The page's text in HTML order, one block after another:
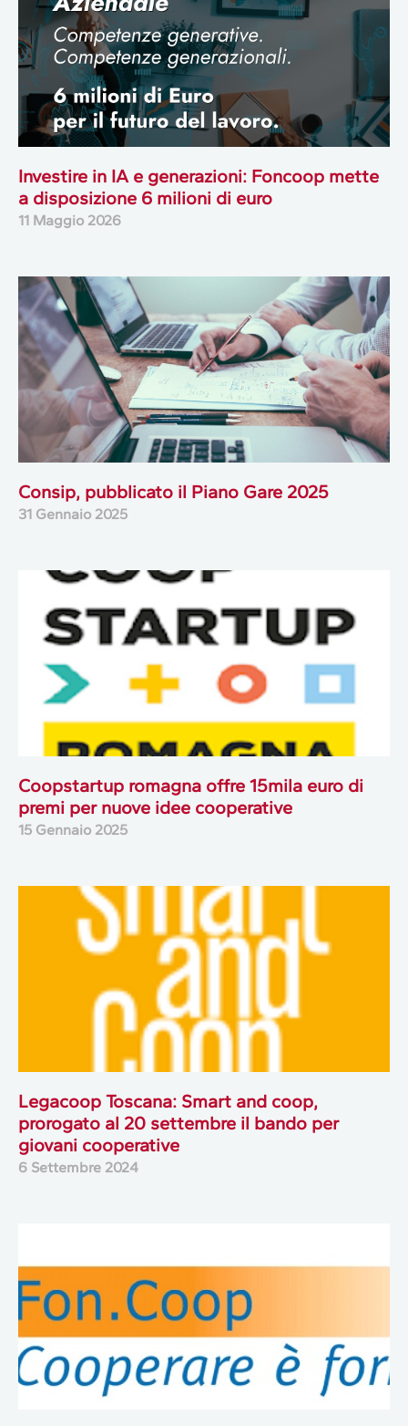
Investire in IA e generazioni: Foncoop mette
a disposizione 6 milioni di euro
11 Maggio 2026
Consip, pubblicato il Piano Gare 2025
31 Gennaio 2025
Coopstartup romagna offre 15mila euro di
premi per nuove idee cooperative
15 Gennaio 2025
Legacoop Toscana: Smart and coop,
prorogato al 20 settembre il bando per
giovani cooperative
6 Settembre 2024